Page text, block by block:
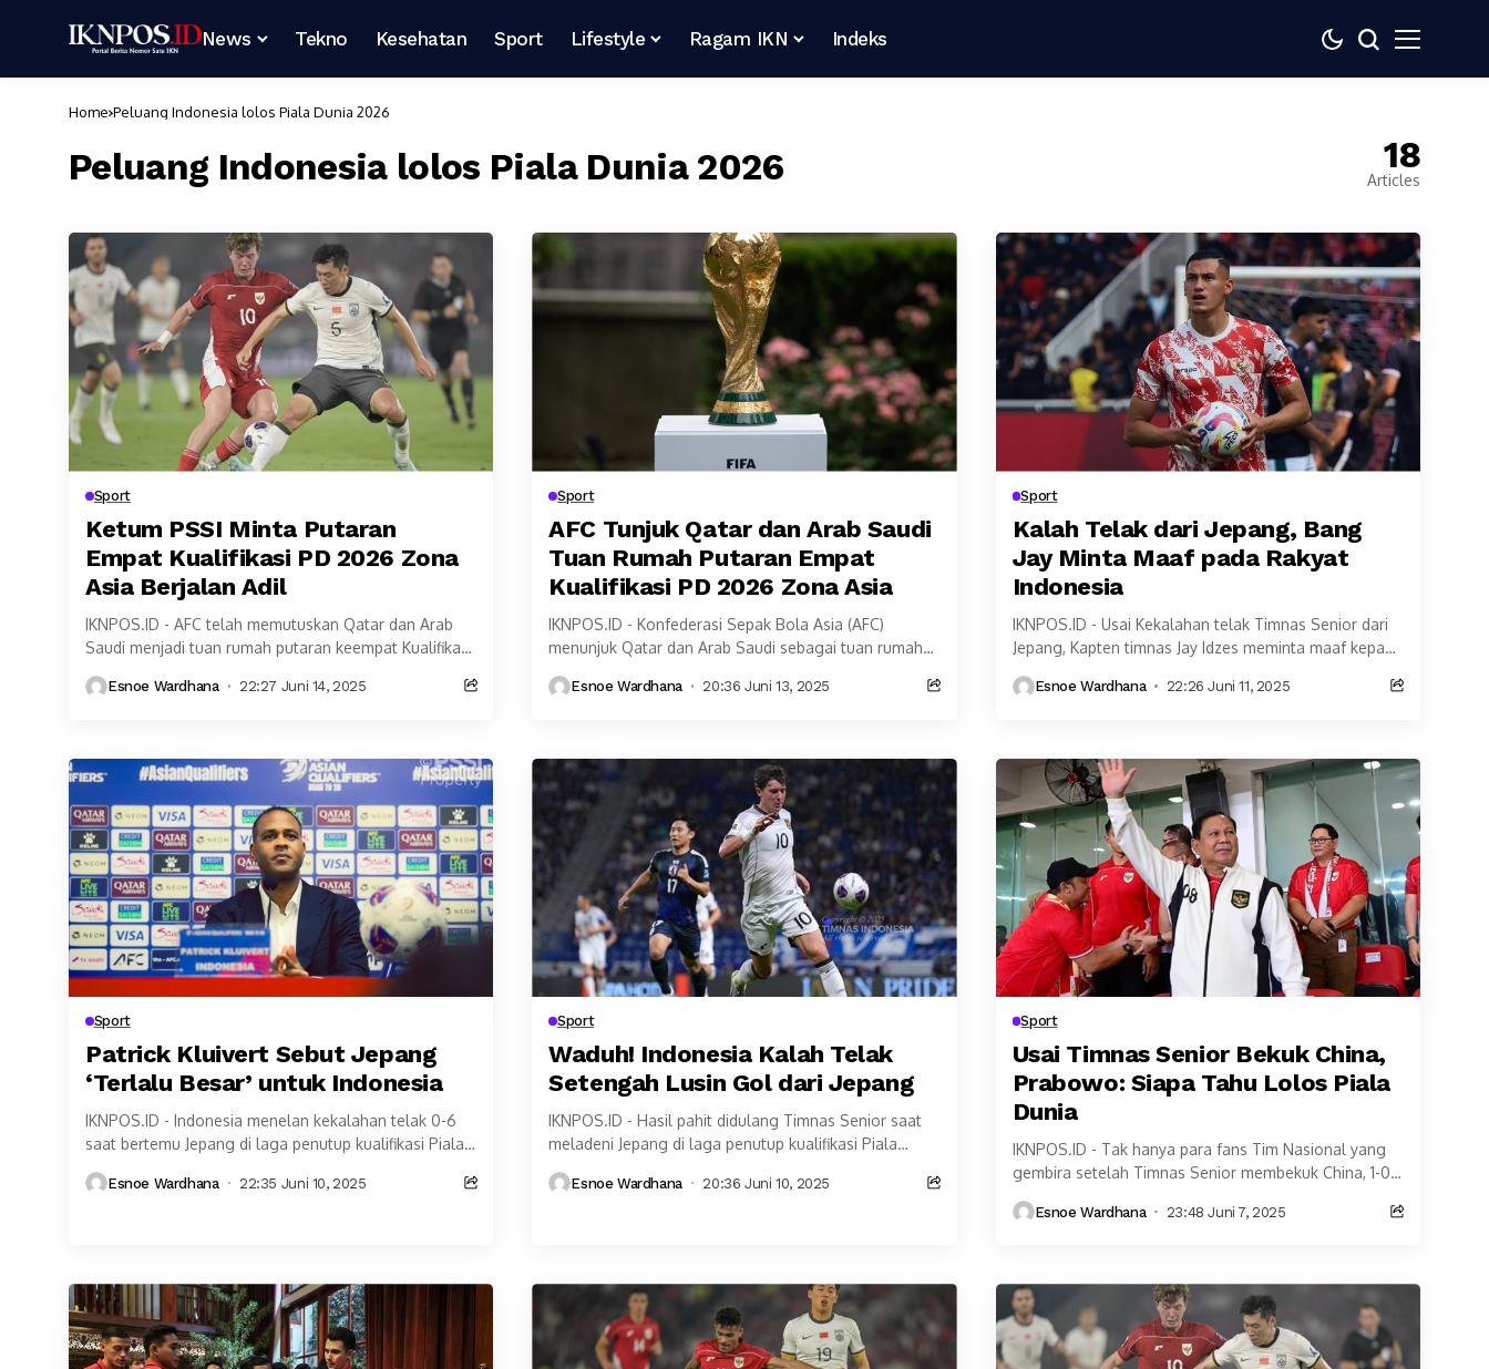
News Tekno Kesehatan Sport Lifestyle Ragam IKN Indeks
Home Peluang Indonesia lolos Piala Dunia 2026
Peluang Indonesia lolos Piala Dunia 2026 18
Articles
Sport
Ketum PSSI Minta Putaran
Empat Kualifikasi PD 2026 Zona
Asia Berjalan Adil
IKNPOS.ID - AFC telah memutuskan Qatar dan Arab
Saudi menjadi tuan rumah putaran keempat Kualifikasi
Esnoe Wardhana 22:27 Juni 14, 2025
Sport
AFC Tunjuk Qatar dan Arab Saudi
Tuan Rumah Putaran Empat
Kualifikasi PD 2026 Zona Asia
IKNPOS.ID - Konfederasi Sepak Bola Asia (AFC)
menunjuk Qatar dan Arab Saudi sebagai tuan rumah
Asia....Esnoe Wardhana 20:36 Juni 13, 2025
Sport
Kalah Telak dari Jepang, Bang
Jay Minta Maaf pada Rakyat
Indonesia
IKNPOS.ID - Usai Kekalahan telak Timnas Senior dari
Jepang, Kapten timnas Jay Idzes meminta maaf kepada
Ketika...
Esnoe Wardhana 22:26 Juni 11, 2025
Sport
Patrick Kluivert Sebut Jepang
‘Terlalu Besar’ untuk Indonesia
IKNPOS.ID - Indonesia menelan kekalahan telak 0-6
saat bertemu Jepang di laga penutup kualifikasi Piala
Esnoe Wardhana 22:35 Juni 10, 2025
Sport
Waduh! Indonesia Kalah Telak
Setengah Lusin Gol dari Jepang
IKNPOS.ID - Hasil pahit didulang Timnas Senior saat
meladeni Jepang di laga penutup kualifikasi Piala
Esnoe Wardhana 20:36 Juni 10, 2025
Sport
Usai Timnas Senior Bekuk China,
Prabowo: Siapa Tahu Lolos Piala
Dunia
IKNPOS.ID - Tak hanya para fans Tim Nasional yang
gembira setelah Timnas Senior membekuk China, 1-0,
Esnoe Wardhana 23:48 Juni 7, 2025